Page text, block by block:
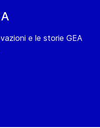
e le storie GEA